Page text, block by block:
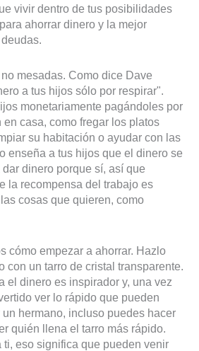
vivir dentro de tus posibilidades
ahorrar dinero y la mejor
mesadas. Como dice Dave
a tus hijos sólo por respirar".
monetariamente pagándoles por
en casa, como fregar los platos
su habitación o ayudar con las
enseña a tus hijos que el dinero se
dinero porque sí, así que
la recompensa del trabajo es
cosas que quieren, como
cómo empezar a ahorrar. Hazlo
con un tarro de cristal transparente.
el dinero es inspirador y, una vez
ver lo rápido que pueden
un hermano, incluso puedes hacer
quién llena el tarro más rápido.
ti, eso significa que pueden venir